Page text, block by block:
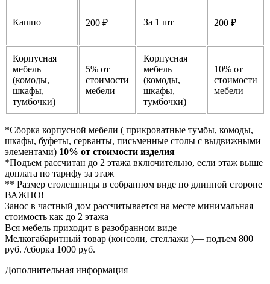
Кашпо 200 ₽ За 1 шт 200 ₽
Корпусная
мебель
(комоды,
шкафы,
тумбочки)
5% от
стоимости
мебели
Корпусная
мебель
(комоды,
шкафы,
тумбочки)
10% от
стоимости
мебели
*Сборка корпусной мебели ( прикроватные тумбы, комоды,
шкафы, буфеты, серванты, письменные столы с выдвижными
элементами) 10% от стоимости изделия
*Подъем рассчитан до 2 этажа включительно, если этаж выше
доплата по тарифу за этаж
** Размер столешницы в собранном виде по длинной стороне
ВАЖНО!
Занос в частный дом рассчитывается на месте минимальная
стоимость как до 2 этажа
Вся мебель приходит в разобранном виде
Мелкогабаритный товар (консоли, стеллажи )— подъем 800
руб. /сборка 1000 руб.
Дополнительная информация